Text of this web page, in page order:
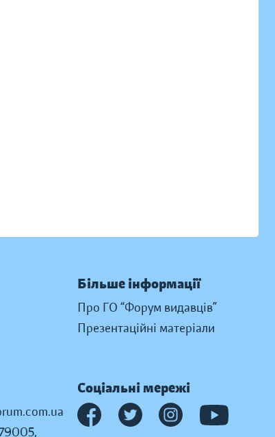
Більше інформації
Про ГО “Форум видавців”
Презентаційні матеріали
Соціальні мережі